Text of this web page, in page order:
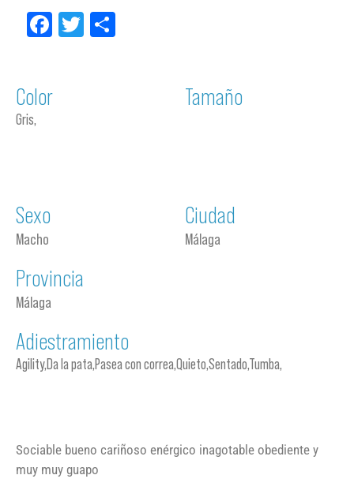
Facebook
Twitter
Color
Gris,
Tamaño
Sexo
Macho
Ciudad
Málaga
Provincia
Málaga
Adiestramiento
Agility,Da la pata,Pasea con correa,Quieto,Sentado,Tumba,
Sociable bueno cariñoso enérgico inagotable obediente y
muy muy guapo